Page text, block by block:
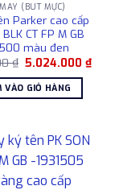
(BÚT MỰC)
Parker cao cấp
CT FP M GB
màu đen
₫ Giá
là:
5.598.000 ₫.
5.024.000₫Giá
hiện
VÀO GIỎ HÀNG